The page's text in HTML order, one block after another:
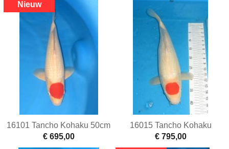
16101 Tancho Kohaku 50cm
€ 695,00
16015 Tancho Kohaku
€ 795,00